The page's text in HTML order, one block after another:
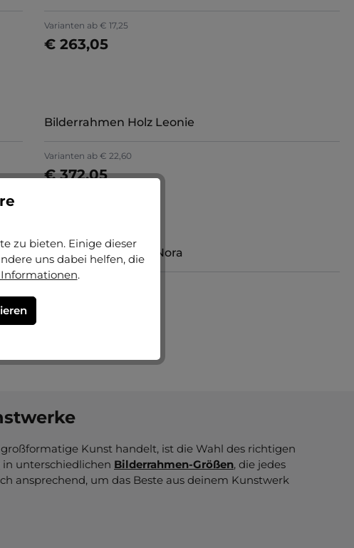
Varianten ab € 17,25
€ 263,05
Jetzt konfigurieren
Bilderrahmen Holz Leonie
Varianten ab € 22,60
€ 372,05
Jetzt konfigurieren
Bilderrahmen Holz Nora
Kunst handelt, ist die Wahl des richtigen
in unterschiedlichen Bilderrahmen-Größen, die jedes
ansprechend, um das Beste aus deinem Kunstwerk
zu bieten. Einige dieser
uns dabei helfen, die
.